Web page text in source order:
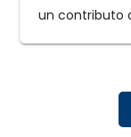
un contributo